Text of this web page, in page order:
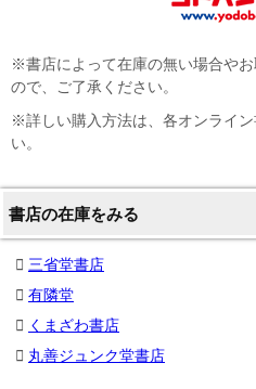
※書店によって在庫の無い場合や
ので、ご了承ください。
※詳しい購入方法は、各オンライ
い。
書店の在庫をみる
三省堂書店
有隣堂
くまざわ書店
丸善ジュンク堂書店